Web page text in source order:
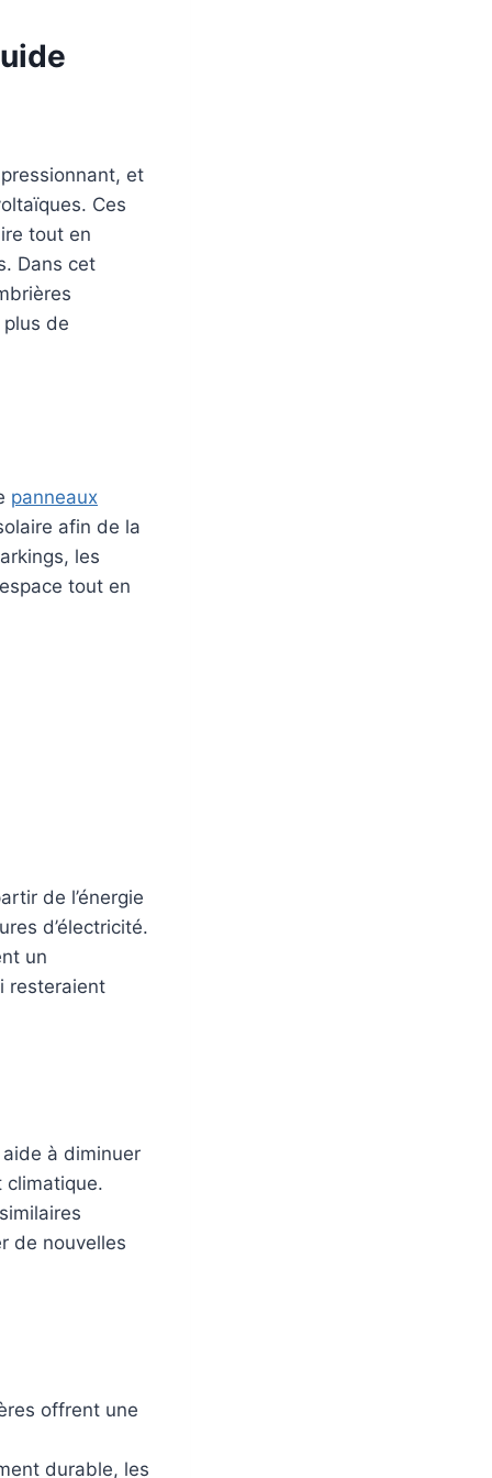
et
Ces
tout en
Dans cet
de
panneaux
afin de la
les
tout en
de l’énergie
d’électricité.
un
resteraient
à diminuer
climatique.
de nouvelles
offrent une
durable, les